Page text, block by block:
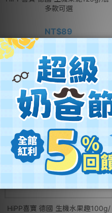
多款可選
NT$89
HiPP喜寶 德國 生機水果趣100g/